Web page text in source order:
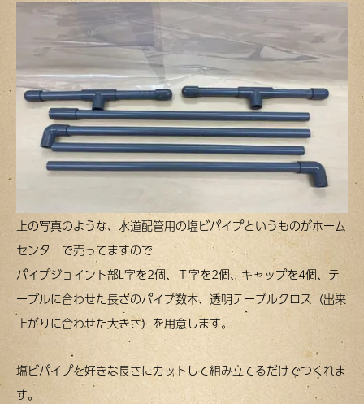
上の写真のような、水道配管用の塩ビパイプというものがホーム
センターで売ってますので
パイプジョイント部L字を2個、Ｔ字を2個、キャップを4個、テ
ーブルに合わせた長さのパイプ数本、透明テーブルクロス（出来
上がりに合わせた大きさ）を用意します。
塩ビパイプを好きな長さにカットして組み立てるだけでつくれま
す。